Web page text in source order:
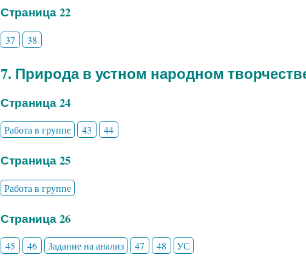
Страница 22
37 38
7. Природа в устном народном
Страница 24
Работа в группе 43 44
Страница 25
Работа в группе
Страница 26
45 46 Задание на анализ 47 48 УС